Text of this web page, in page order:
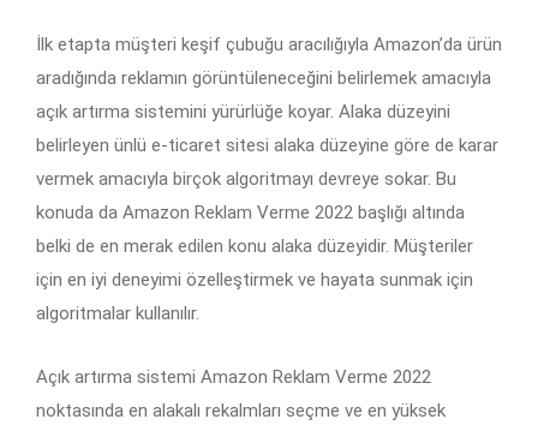
İlk etapta müşteri keşif çubuğu aracılığıyla Amazon’da ürün
aradığında reklamın görüntüleneceğini belirlemek amacıyla
açık artırma sistemini yürürlüğe koyar. Alaka düzeyini
belirleyen ünlü e-ticaret sitesi alaka düzeyine göre de karar
vermek amacıyla birçok algoritmayı devreye sokar. Bu
konuda da Amazon Reklam Verme 2022 başlığı altında
belki de en merak edilen konu alaka düzeyidir. Müşteriler
için en iyi deneyimi özelleştirmek ve hayata sunmak için
algoritmalar kullanılır.
Açık artırma sistemi Amazon Reklam Verme 2022
noktasında en alakalı rekalmları seçme ve en yüksek